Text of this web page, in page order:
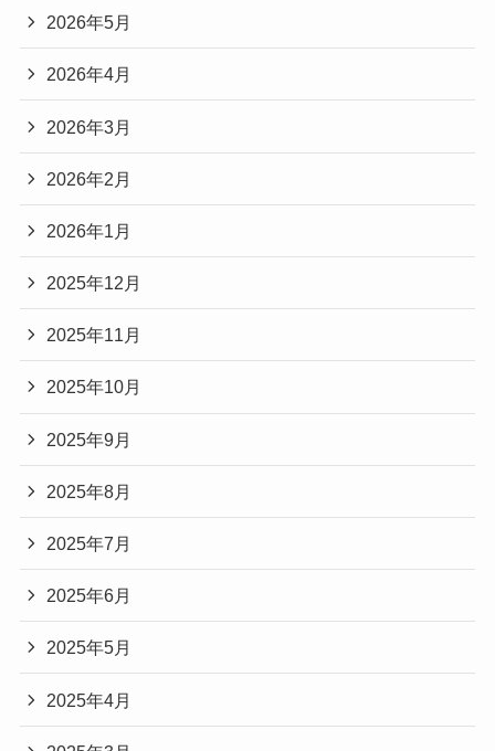
2026年5月
2026年4月
2026年3月
2026年2月
2026年1月
2025年12月
2025年11月
2025年10月
2025年9月
2025年8月
2025年7月
2025年6月
2025年5月
2025年4月